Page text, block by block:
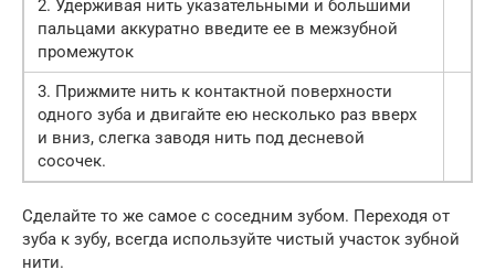
2. Удерживая нить указательными и большими
пальцами аккуратно введите ее в межзубной
промежуток
3. Прижмите нить к контактной поверхности
одного зуба и двигайте ею несколько раз вверх
и вниз, слегка заводя нить под десневой
сосочек.
Сделайте то же самое с соседним зубом. Переходя от
зуба к зубу, всегда используйте чистый участок зубной
нити.